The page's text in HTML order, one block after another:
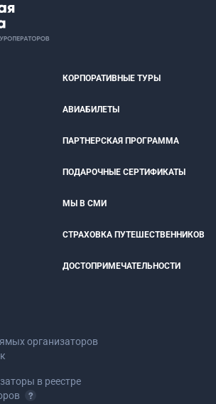
КОРПОРАТИВНЫЕ ТУРЫ
АВИАБИЛЕТЫ
ПАРТНЕРСКАЯ ПРОГРАММА
ПОДАРОЧНЫЕ СЕРТИФИКАТЫ
МЫ В СМИ
СТРАХОВКА ПУТЕШЕСТВЕННИКОВ
ДОСТОПРИМЕЧАТЕЛЬНОСТИ
организаторов
в реестре